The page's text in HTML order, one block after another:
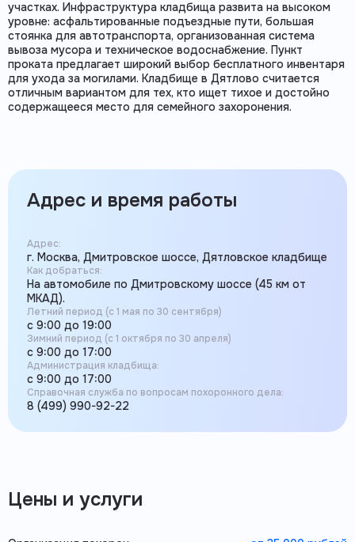
участках. Инфраструктура кладбища развита на высоком
уровне: асфальтированные подъездные пути, большая
стоянка для автотранспорта, организованная система
вывоза мусора и техническое водоснабжение. Пункт
проката предлагает широкий выбор бесплатного инвентаря
для ухода за могилами. Кладбище в Дятлово считается
отличным вариантом для тех, кто ищет тихое и достойно
содержащееся место для семейного захоронения.
Адрес и время работы
Адрес:
г. Москва, Дмитровское шоссе, Дятловское кладбище
Как добраться:
На автомобиле по Дмитровскому шоссе (45 км от
МКАД).
Летний период (с 1 мая по 30 сентября)
с 9:00 до 19:00
Зимний период (с 1 октября по 30 апреля)
с 9:00 до 17:00
Администрация кладбища:
с 9:00 до 17:00
Справочная служба по вопросам похоронного дела:
8 (499) 990-92-22
Цены и услуги